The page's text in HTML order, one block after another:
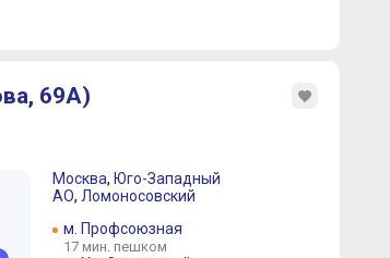
69А)
Москва, Юго-Западный
АО, Ломоносовский
м. Профсоюзная
17 мин. пешком